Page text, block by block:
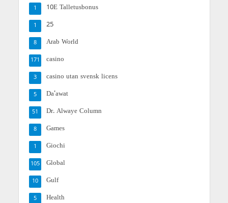
10E Talletusbonus
1
25
1
Arab World
8
casino
171
casino utan svensk licens
3
Da'awat
5
Dr. Alwaye Column
51
Games
8
Giochi
1
Global
105
Gulf
10
Health
5